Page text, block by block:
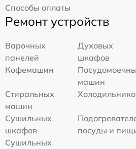
Способы оплаты
Ремонт устройств
Варочных
панелей
Духовых
шкафов
Кофемашин
машин
Стиральных
машин
Сушильных
шкафов
посуды и
Сушильных